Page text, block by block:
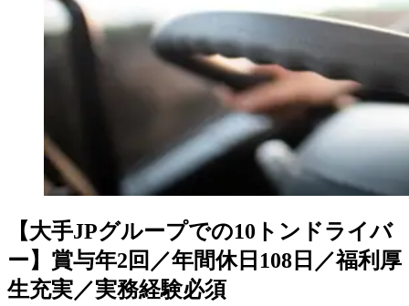
【大手JPグループでの10トンドライバ
ー】賞与年2回／年間休日108日／福利厚
生充実／実務経験必須